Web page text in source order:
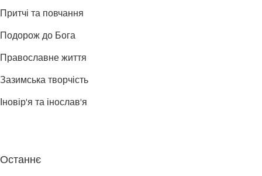
Притчі та повчання
Подорож до Бога
Православне життя
Зазимська творчість
Іновір'я та інослав'я
Останнє